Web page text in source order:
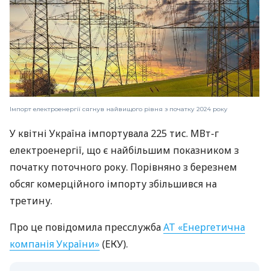
Імпорт електроенергії сягнув найвищого рівня з початку 2024 року
У квітні Україна імпортувала 225 тис. МВт-г
електроенергії, що є найбільшим показником з
початку поточного року. Порівняно з березнем
обсяг комерційного імпорту збільшився на
третину.
Про це повідомила пресслужбаАТ «Енергетична
компанія України» (ЕКУ).